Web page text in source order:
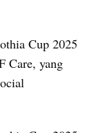
Cup 2025
Care, yang